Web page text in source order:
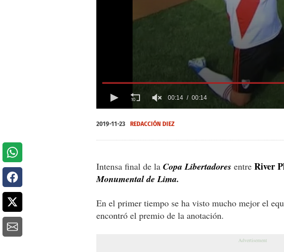
of
14
00:14 00:14
2019-11-23 REDACCIÓN DIEZ
Intensa final de la Copa Libertadores entre River
Monumental de Lima.
En el primer tiempo se ha visto mucho mejor el
encontró el premio de la anotación.